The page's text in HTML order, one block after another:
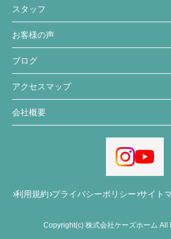
スタッフ
お客様の声
ブログ
アクセスマップ
会社概要
利用規約 プライバシーポリシー サイト
Copyright(c) 株式会社ケーズホーム All